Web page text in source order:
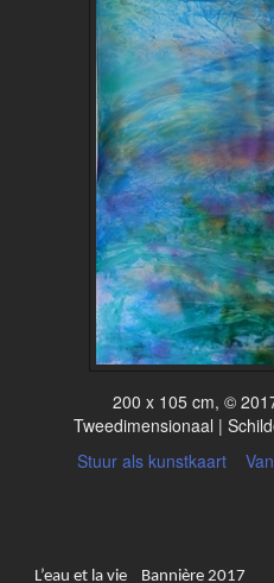
200 x 105 cm, ©
Tweedimensionaal |
Stuur als kunstkaart
L’eau et la vie Bannière 2017